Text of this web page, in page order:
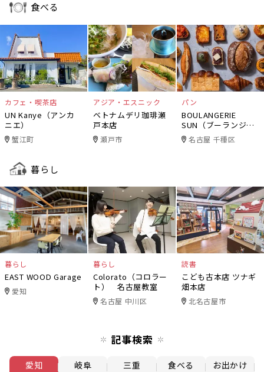
食べる
カフェ・喫茶店
UN Kanye（アンカ
ニエ）
蟹江町
アジア・エスニック
ベトナムデリ珈琲瀬
戸本店
瀬戸市
パン
BOULANGERIE
SUN（ブーランジェ
リー・サン）
名古屋 千種区
暮らし
暮らし
EAST WOOD Garage
愛知
暮らし
Colorato（コロラー
ト） 名古屋教室
名古屋 中川区
読書
こども古本店 ツナギ
畑本店
北名古屋市
記事検索
愛知 岐阜 三重 食べる
お出かけ